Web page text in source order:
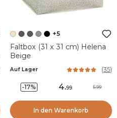
+5
Faltbox (31 x 31 cm) Helena
Beige
Auf Lager (35)
-17% 4.99 5.99
In den Warenkorb